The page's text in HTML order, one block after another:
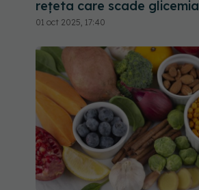
rețeta care scade glicemia
01 oct 2025, 17:40